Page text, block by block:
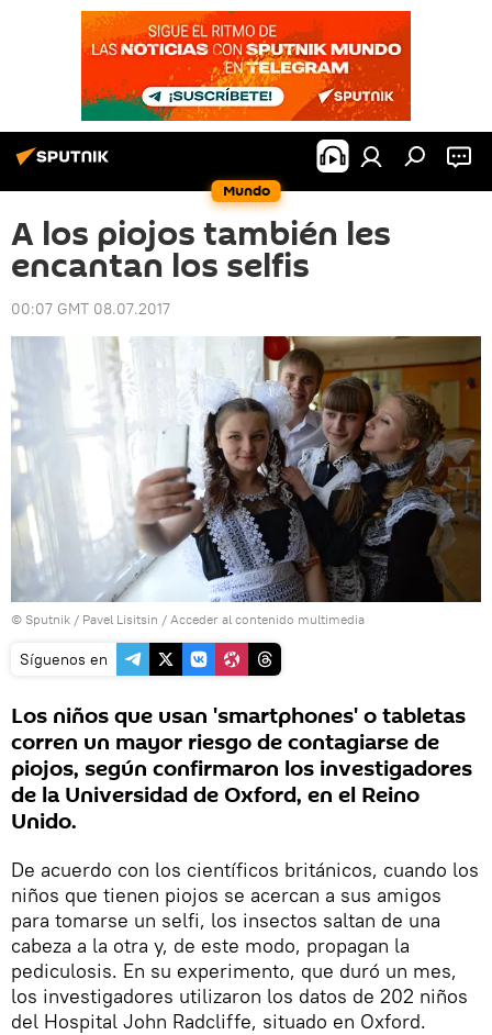
Mundo
A los piojos también les
encantan los selfis
00:07 GMT 08.07.2017
© Sputnik / Pavel Lisitsin / Acceder al contenido multimedia
Síguenos en
Los niños que usan 'smartphones' o tabletas
corren un mayor riesgo de contagiarse de
piojos, según confirmaron los investigadores
de la Universidad de Oxford, en el Reino
Unido.
De acuerdo con los científicos británicos, cuando los
niños que tienen piojos se acercan a sus amigos
para tomarse un selfi, los insectos saltan de una
cabeza a la otra y, de este modo, propagan la
pediculosis. En su experimento, que duró un mes,
los investigadores utilizaron los datos de 202 niños
del Hospital John Radcliffe, situado en Oxford.